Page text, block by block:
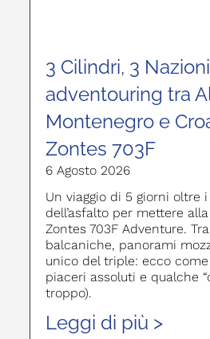
3 Cilindri, 3
adventouring tra
Montenegro e
Zontes 703F
6 Agosto 2026
Un viaggio di 5 giorni oltre
dell’asfalto per mettere
Zontes 703F Adventure.
balcaniche, panorami
unico del triple: ecco
piaceri assoluti e qualche
troppo).
Leggi di più >